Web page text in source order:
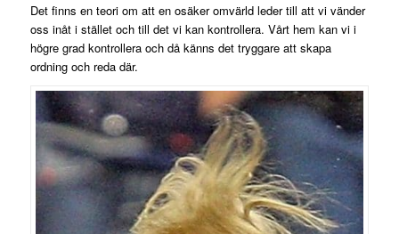
Det finns en teori om att en osäker omvärld leder till att vi vänder
oss inåt i stället och till det vi kan kontrollera. Vårt hem kan vi i
högre grad kontrollera och då känns det tryggare att skapa
ordning och reda där.